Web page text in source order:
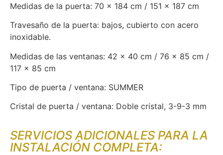
Medidas de la puerta: 70 x 184 cm / 151 x 187 cm
Travesaño de la puerta: bajos, cubierto con acero
inoxidable.
Medidas de las ventanas: 42 x 40 cm / 76 x 85 cm /
117 x 85 cm
Tipo de puerta / ventana: SUMMER
Cristal de puerta / ventana: Doble cristal, 3-9-3 mm
SERVICIOS ADICIONALES PARA LA
INSTALACIÓN COMPLETA: